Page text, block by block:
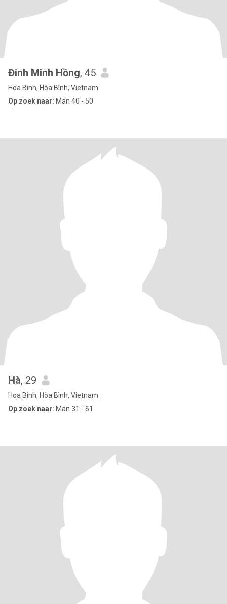
Đinh Minh Hồng, 45
Hoa Binh, Hòa Bình, Vietnam
Op zoek naar: Man 40 - 50
Hà, 29
Hoa Binh, Hòa Bình, Vietnam
Op zoek naar: Man 31 - 61